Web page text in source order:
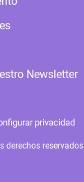
Newsletter
privacidad
derechos reservados